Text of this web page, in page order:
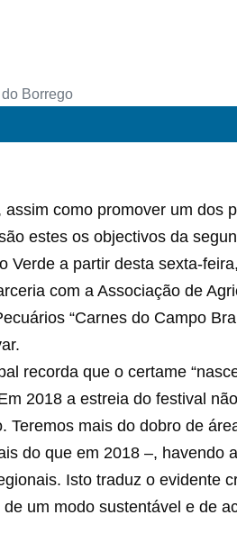
como promover um dos
estes os objectivos da
Verde a partir desta sexta-
com a Associação de
“Carnes do Campo
recorda que o certame
2018 a estreia do festival
mais do dobro de
do que em 2018 –, havendo
Isto traduz o evidente
um modo sustentável e de